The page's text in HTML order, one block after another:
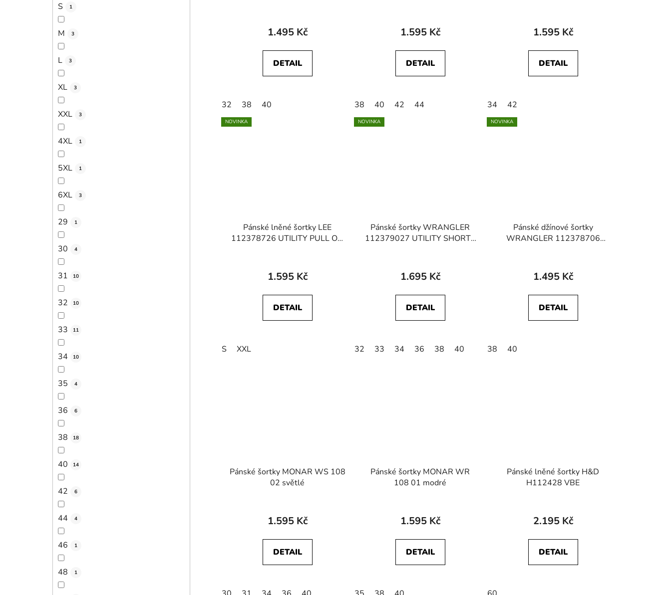
S 1
M 3
L 3
XL 3
XXL 3
4XL 1
5XL 1
6XL 3
29 1
30 4
31 10
32 10
33 11
34 10
35 4
36 6
38 18
40 14
42 6
44 4
46 1
48 1
1.495 Kč
DETAIL
32 38 40
1.595 Kč
DETAIL
38 40 42 44
1.595 Kč
DETAIL
34 42
NOVINKA
Pánské lněné šortky LEE
112378726 UTILITY PULL ON
1.595 Kč
DETAIL
S XXL
NOVINKA
Pánské šortky WRANGLER
112379027 UTILITY SHORTS
1.695 Kč
DETAIL
32 33 34 36 38 40
NOVINKA
Pánské džínové šortky
WRANGLER 112378706
1.495 Kč
DETAIL
38 40
Pánské šortky MONAR WS 108
02 světlé
1.595 Kč
DETAIL
Pánské šortky MONAR WR
108 01 modré
1.595 Kč
DETAIL
Pánské lněné šortky H&D
H112428 VBE
2.195 Kč
DETAIL